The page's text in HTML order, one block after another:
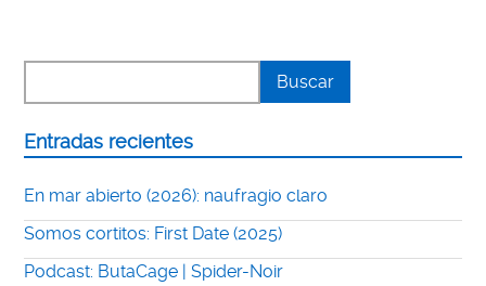
Entradas recientes
En mar abierto (2026): naufragio claro
Somos cortitos: First Date (2025)
Podcast: ButaCage | Spider-Noir